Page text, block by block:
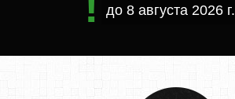
до 8 августа 2026 г.